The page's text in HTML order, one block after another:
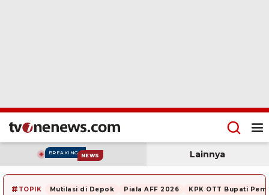
BREAKING NEWS Lainnya
# TOPIK Mutilasi di Depok Piala AFF 2026 KPK OTT Bupati